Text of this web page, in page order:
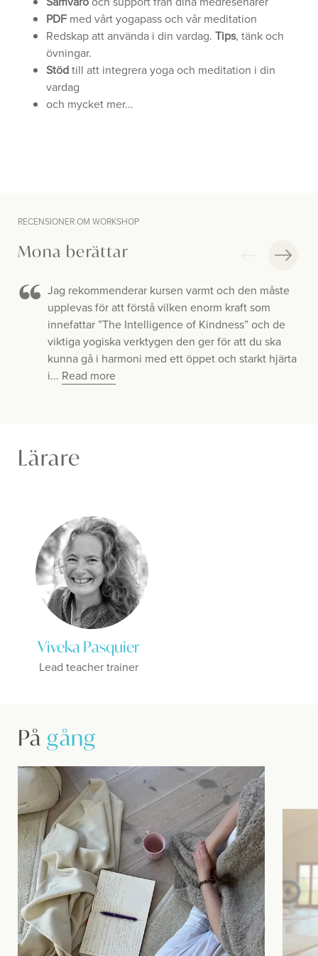
PDF med vårt yogapass och vår meditation
Redskap att använda i din vardag. Tips, tänk och
övningar.
Stödtill att integrera yoga och meditation i din
vardag
och mycket mer...
RECENSIONER OM WORKSHOP
Mona berättar
Jag rekommenderar kursen varmt och den måste
upplevas för att förstå vilken enorm kraft som
innefattar ”The Intelligence of Kindness” och de
viktiga yogiska verktygen den ger för att du ska
kunna gå i harmoni med ett öppet och starkt hjärta
i... Read more
Lärare
Viveka Pasquier
Lead teacher trainer
På gång